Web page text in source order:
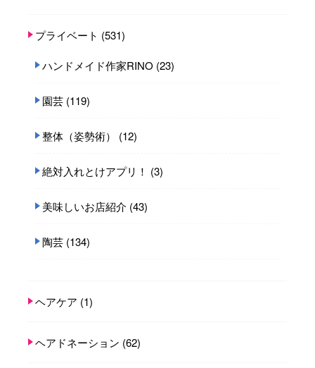
プライベート (531)
ハンドメイド作家RINO (23)
園芸 (119)
整体（姿勢術） (12)
絶対入れとけアプリ！ (3)
美味しいお店紹介 (43)
陶芸 (134)
ヘアケア (1)
ヘアドネーション (62)